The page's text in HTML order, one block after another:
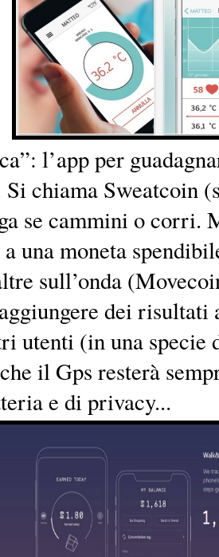
l’app per
chiama Sweatcoin
se cammini o corri.
una moneta
sull’onda
dei risultati
utenti (in una specie
il Gps resterà
e di privacy...